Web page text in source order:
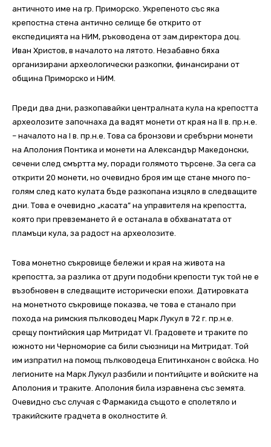
античното име на гр. Приморско. Укрепеното със яка
крепостна стена антично селище бе открито от
експедицията на НИМ, ръководена от зам.директора доц.
Иван Христов, в началото на лятото. Незабавно бяха
организирани археологически разкопки, финансирани от
община Приморско и НИМ.
Преди два дни, разкопавайки централната кула на крепостта
археолозите започнаха да вадят монети от края на ІІ в. пр.н.е.
– началото на І в. пр.н.е. Това са бронзови и сребърни монети
на Аполония Понтика и монети на Александър Македонски,
сечени след смъртта му, поради голямото търсене. За сега са
открити 20 монети, но очевидно броя им ще стане много по-
голям след като кулата бъде разкопана изцяло в следващите
дни. Това е очевидно „касата” на управителя на крепостта,
която при превземането й е останала в обхванатата от
пламъци кула, за радост на археолозите.
Това монетно съкровище бележи и края на живота на
крепостта, за разлика от други подобни крепости тук той не е
възобновен в следващите исторически епохи. Датировката
на монетното съкровище показва, че това е станало при
похода на римския пълководец Марк Лукул в 72 г. пр.н.е.
срещу понтийския цар Митридат VІ. Градовете и траките по
южното ни Черноморие са били съюзници на Митридат. Той
им изпратил на помощ пълководеца Епитинханон с войска. Но
легионите на Марк Лукул разбили и понтийците и войските на
Аполония и траките. Аполония била изравнена със земята.
Очевидно със случая с Фармакида същото е сполетяло и
тракийските градчета в околностите й.